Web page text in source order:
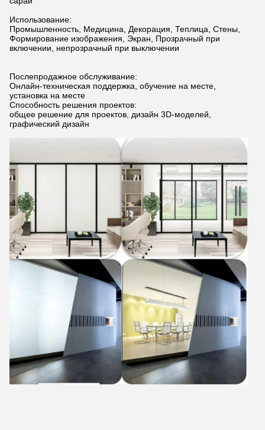
Использование:
Промышленность, Медицина, Декорация, Теплица, Стены,
Формирование изображения, Экран, Прозрачный при
включении, непрозрачный при выключении
Послепродажное обслуживание:
Онлайн-техническая поддержка, обучение на месте,
установка на месте
Способность решения проектов:
общее решение для проектов, дизайн 3D-моделей,
графический дизайн